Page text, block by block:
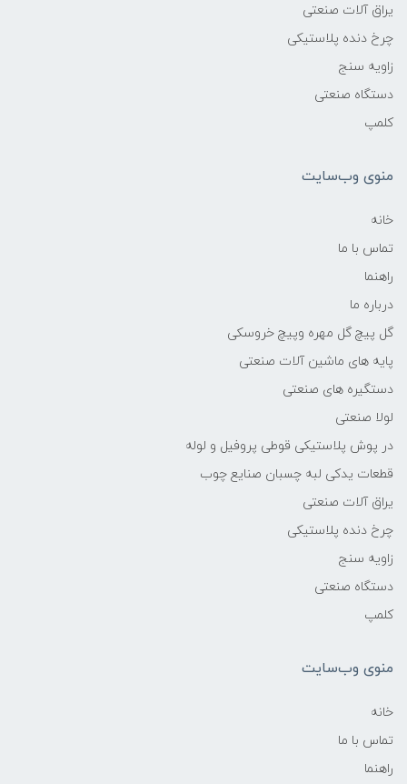
یراق آلات صنعتی
چرخ دنده پلاستیکی
زاویه سنج
دستگاه صنعتی
کلمپ
منوی وب‌سایت
خانه
تماس با ما
راهنما
درباره ما
گل پیچ گل مهره وپیچ خروسکی
پایه های ماشین آلات صنعتی
دستگیره های صنعتی
لولا صنعتی
در پوش پلاستیکی قوطی پروفیل و لوله
قطعات یدکی لبه چسبان صنایع چوب
یراق آلات صنعتی
چرخ دنده پلاستیکی
زاویه سنج
دستگاه صنعتی
کلمپ
منوی وب‌سایت
خانه
تماس با ما
راهنما